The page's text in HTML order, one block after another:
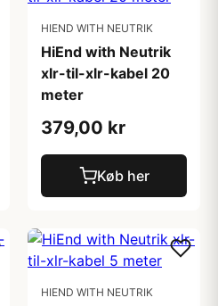
HIEND WITH NEUTRIK
HiEnd with Neutrik
xlr-til-xlr-kabel 20
meter
379,00 kr
Køb her
HIEND WITH NEUTRIK